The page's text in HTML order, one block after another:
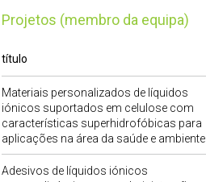
Projetos (membro da equipa)
título
Materiais personalizados de líquidos
iónicos suportados em celulose com
características superhidrofóbicas para
aplicações na área da saúde e ambiente
Adesivos de líquidos iónicos